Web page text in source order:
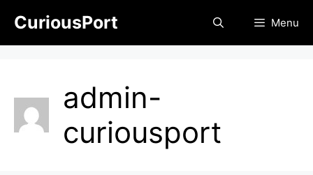
content
CuriousPort Menu
admin-
curiousport